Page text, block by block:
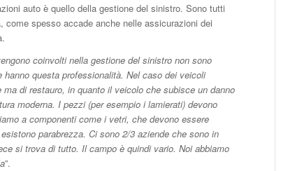
auto è quello della gestione del sinistro. Sono tutti
spesso accade anche nelle assicurazioni dei
coinvolti nella gestione del sinistro non sono
questa professionalità. Nel caso dei veicoli
di restauro, in quanto il veicolo che subisce un danno
moderna. I pezzi (per esempio i lamierati) devono
a componenti come i vetri, che devono essere
parabrezza. Ci sono 2/3 aziende che sono in
si trova di tutto. Il campo è quindi vario. Noi abbiamo
”.